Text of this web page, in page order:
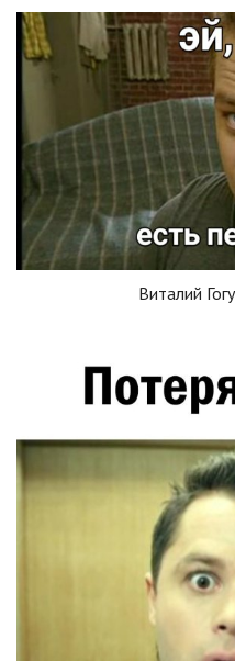
Виталий